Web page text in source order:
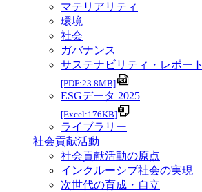
マテリアリティ
環境
社会
ガバナンス
サステナビリティ・レポート
[PDF:23.8MB]
ESGデータ 2025
[Excel:176KB]
ライブラリー
社会貢献活動
社会貢献活動の原点
インクルーシブ社会の実現
次世代の育成・自立